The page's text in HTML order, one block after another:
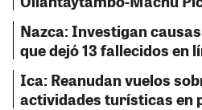
Nazca: Investigan
que dejó 13 fallecidos en
Ica: Reanudan vuelos
actividades turísticas en